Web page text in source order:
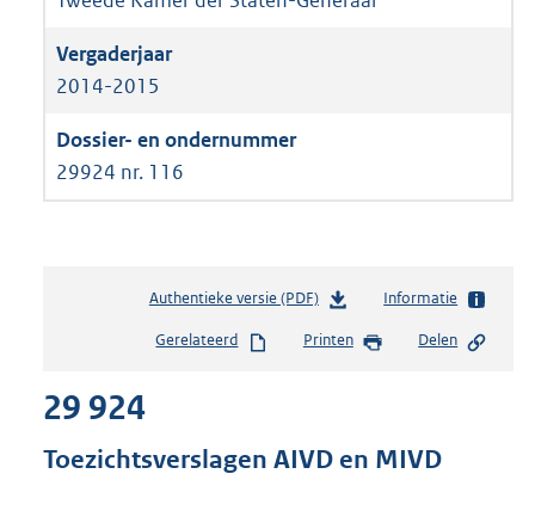
2014-2015
29924 nr. 116
Authentieke versie (PDF)b
s
d
s
Informatie
Gerelateerd Printen Delen
29 924
Toezichtsverslagen AIVD en MIVD